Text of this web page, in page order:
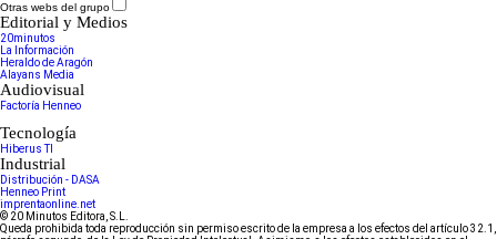
Otras webs del grupo
Editorial y Medios
20minutos
La Información
Heraldo de Aragón
Alayans Media
Audiovisual
Factoría Henneo
Tecnología
Hiberus TI
Industrial
Distribución - DASA
Henneo Print
imprentaonline.net
© 20 Minutos Editora, S.L.
Queda prohibida toda reproducción sin permiso escrito de la empresa a los efectos del artículo 32.1,